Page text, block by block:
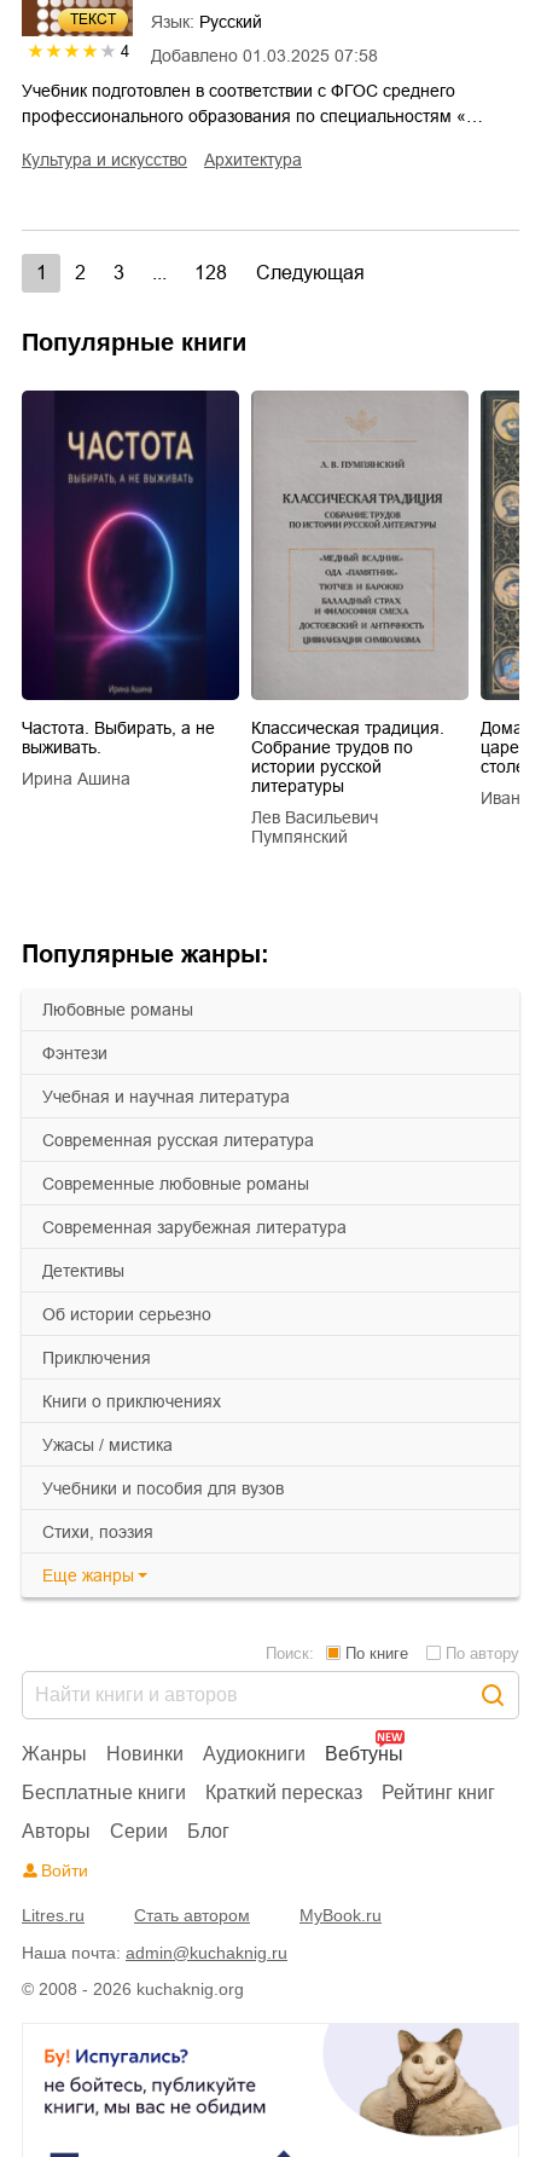
Популярные жанры:
любовные романы
фэнтези
учебная и научная литература
современная русская литература
современные любовные романы
современная зарубежная литература
детективы
об истории серьезно
приключения
книги о приключениях
ужасы / мистика
учебники и пособия для вузов
cтихи, поэзия
Еще жанры
ТЕКСТ
4 Добавлено 01.03.2025 07:58
Язык: Русский
Учебник подготовлен в соответствии с ФГОС среднего
профессионального образования по специальностям «…
культура и искусство архитектура
1 2 3 128 Следующая
Популярные книги
Частота. Выбирать, а не
выживать.
Ирина Ашина
Классическая традиция.
Собрание трудов по
истории русской
литературы
Лев Васильевич
Пумпянский
царей
Иван
© 2008 - 2026 kuchaknig.org
Жанры Новинки Аудиокниги
Вебтуны
Бесплатные книги
Краткий пересказ
Рейтинг книг
Авторы
Серии Блог
Поиск: По книге По автору
Войти
Litres.ru Стать автором
MyBook.ru
Наша почта: admin@kuchaknig.ru